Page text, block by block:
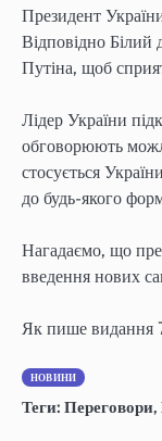
Президент
Відповідно
Путіна, щоб
Лідер України
обговорюють
стосується
до будь-якого
Нагадаємо, що
введення нових
Як пише видання
НОВИНИ
Теги: Переговори,